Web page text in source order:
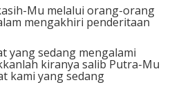
Mu melalui orang-orang
mengakhiri penderitaan
yang sedang mengalami
kiranya salib Putra-Mu
kami yang sedang